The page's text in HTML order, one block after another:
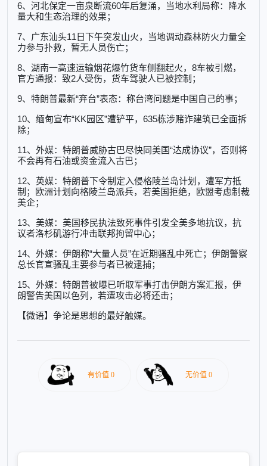
6、河北保定一亩泉断流60年后复涌，当地水利局称：降水
量大和生态治理的效果；
7、广东汕头11日下午突发山火，当地调动森林防火力量全
力参与扑救，暂无人员伤亡；
8、湖南一高速运输烟花爆竹货车侧翻起火，8车被引燃，
官方通报：致2人受伤，货车驾驶人已被控制；
9、特朗普最新“弃台”表态：称台湾问题是中国自己的事；
10、缅甸宣布“KK园区”遭铲平，635栋涉赌诈建筑已全面拆
除；
11、外媒：特朗普威胁古巴尽快同美国“达成协议”，否则将
不会再有石油或资金流入古巴；
12、英媒：特朗普下令制定入侵格陵兰岛计划，遭军方抵
制；欧洲计划向格陵兰岛派兵，若美国拒绝，欧盟考虑制裁
美企；
13、美媒：美国移民执法致死事件引发全美多地抗议，抗
议者洛杉矶游行冲击联邦拘留中心；
14、外媒：伊朗称“大量人员”在近期骚乱中死亡；伊朗警察
总长官宣骚乱主要参与者已被逮捕；
15、外媒：特朗普被曝已听取军事打击伊朗方案汇报，伊
朗警告美国以色列，若遭攻击必将还击；
【微语】争论是思想的最好触媒。